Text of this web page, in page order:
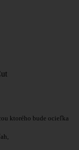
ktorého bude ocieľka